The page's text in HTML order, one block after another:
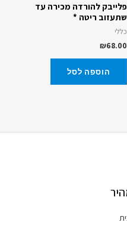
פלייבק להורדה מכירה עד
שתעזוב ריטה *
כללי
₪68.00
הוספה לסל